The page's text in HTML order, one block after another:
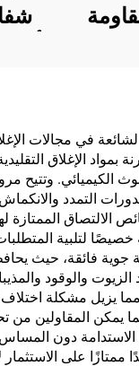
في مجالات
الإغلاق
وتتيح
التمدد
الممتازة
لتلبية
جوية فائقة،
والوقود
يزيل مشكلة
يمكن المقاولين
الاستدامة دون
ممتازًا على